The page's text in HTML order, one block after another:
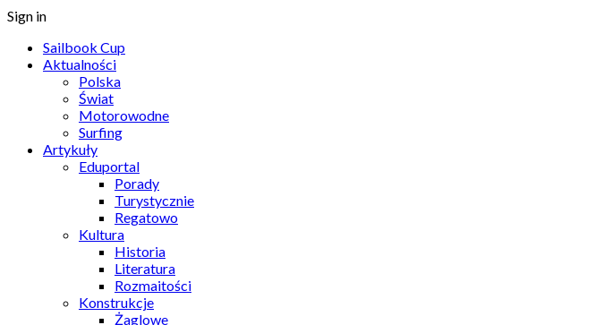
Sign in
Sailbook Cup
Aktualności
Polska
Świat
Motorowodne
Surfing
Artykuły
Eduportal
Porady
Turystycznie
Regatowo
Kultura
Historia
Literatura
Rozmaitości
Konstrukcje
Żaglowe